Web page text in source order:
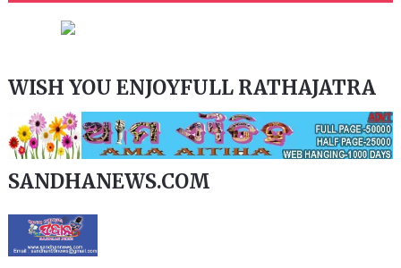
WISH YOU ENJOYFULL RATHAJATRA
SANDHANEWS.COM